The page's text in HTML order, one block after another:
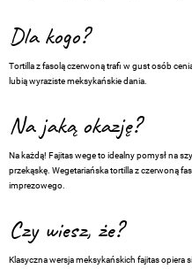
Dla kogo?
Tortilla z fasolą czerwoną trafi w gust osób
lubią wyraziste meksykańskie dania.
Na jaką okazję?
Na każdą! Fajitas wege to idealny pomysł na
przekąskę. Wegetariańska tortilla z czerwoną
imprezowego.
Czy wiesz, że?
Klasyczna wersja meksykańskich fajitas